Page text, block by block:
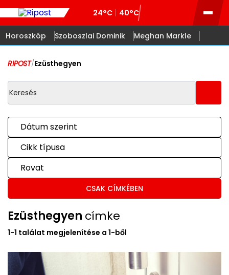
24°C 40°C
Horoszkóp Szoboszlai Dominik Meghan Markle
RIPOST/Ezüsthegyen
Dátum szerint
Cikk típusa
Rovat
CSAK CÍMKÉBEN
Ezüsthegyen címke
1-1 találat megjelenítése a 1-ből